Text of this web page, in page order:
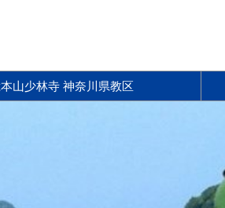
山少林寺 神奈川県教区